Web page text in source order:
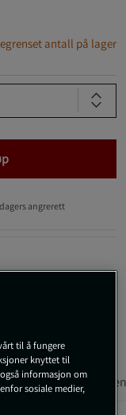
antall på lager
angrerett
proteinbarer i et
&
til å fungere
knyttet til
informasjon om
sosiale medier,